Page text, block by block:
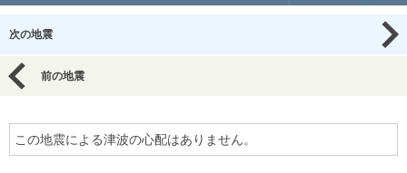
次の地震
前の地震
この地震による津波の心配はありません。